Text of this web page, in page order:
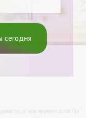
сегодня
то, о чем можете хотя бы